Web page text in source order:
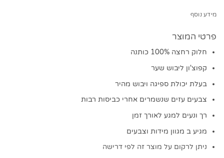
מידע נוסף
פרטי המוצר
חלוק רחצה 100% כותנה
קפוצ'ון ליבוש שער
בעלת יכולת ספיגה ויבוש מהיר
צבעים עזים שנשמרים אחרי כביסות רבות
רך ונעים למגע לאורך זמן
מגיע ב מגוון מידות וצבעים
ניתן לרקום על מוצר זה לפי דרישה